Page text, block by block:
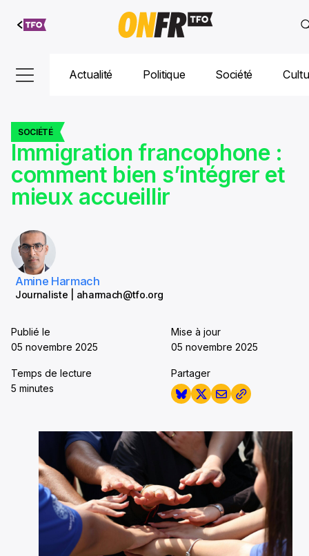
Aller au
contenu
Actualité Politique Société
SOCIÉTÉ
Immigration francophone :
comment bien s’intégrer et
mieux accueillir
Amine Harmach
Journaliste | aharmach@tfo.org
Publié le
05 novembre 2025
Mise à jour
05 novembre 2025
Temps de lecture
5 minutes
Partager